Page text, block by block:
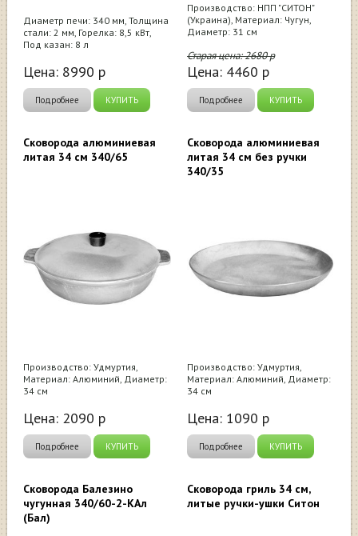
Диаметр печи: 340 мм, Толщина
стали: 2 мм, Горелка: 8,5 кВт,
Под казан: 8 л
Цена: 8990 р
Подробнее КУПИТЬ
Производство: НПП "СИТОН"
(Украина), Материал: Чугун,
Диаметр: 31 см
Старая цена:2680р
Цена: 4460 р
Подробнее КУПИТЬ
Сковорода алюминиевая
литая 34 см 340/65
Производство: Удмуртия,
Материал: Алюминий, Диаметр:
34 см
Цена: 2090 р
Подробнее КУПИТЬ
Сковорода алюминиевая
литая 34 см без ручки
340/35
Производство: Удмуртия,
Материал: Алюминий, Диаметр:
34 см
Цена: 1090 р
Подробнее КУПИТЬ
Сковорода Балезино
чугунная 340/60-2-КАл
(Бал)
Сковорода гриль 34 см,
литые ручки-ушки Ситон